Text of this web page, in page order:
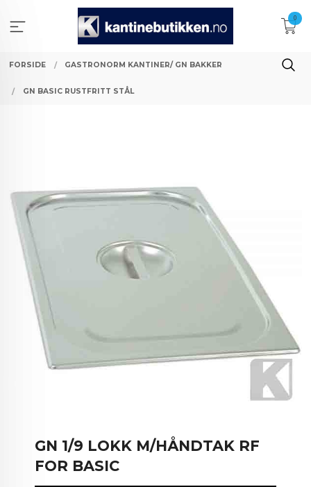
innholdet
0
FORSIDE GASTRONORM KANTINER/ GN BAKKER
GN BASIC RUSTFRITT STÅL
GN 1/9 LOKK M/HÅNDTAK RF
FOR BASIC